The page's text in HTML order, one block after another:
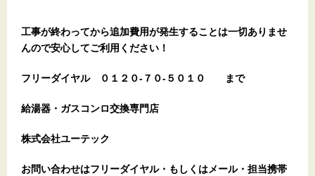
工事が終わってから追加費用が発生することは一切ありませ
んので安心してご利用ください！
フリーダイヤル ０１２０-７０-５０１０ まで
給湯器・ガスコンロ交換専門店
株式会社ユーテック
お問い合わせはフリーダイヤル・もしくはメール・担当携帯